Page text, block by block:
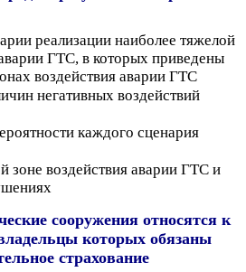
реализации наиболее тяжелой
ГТС, в которых приведены
воздействия аварии ГТС
негативных воздействий
каждого сценария
зоне воздействия аварии ГТС и
сооружения относятся к
которых обязаны
страхование